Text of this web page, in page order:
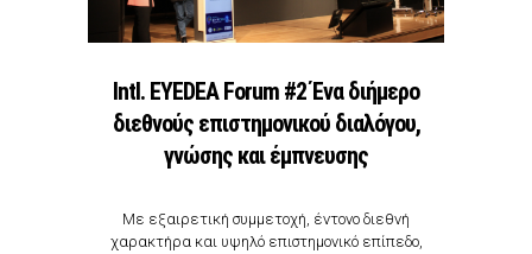
Intl. ΕYEDEA Forum #2 Ένα διήμερο
διεθνούς επιστημονικού διαλόγου,
γνώσης και έμπνευσης
Με εξαιρετική συμμετοχή, έντονο διεθνή
χαρακτήρα και υψηλό επιστημονικό επίπεδο,